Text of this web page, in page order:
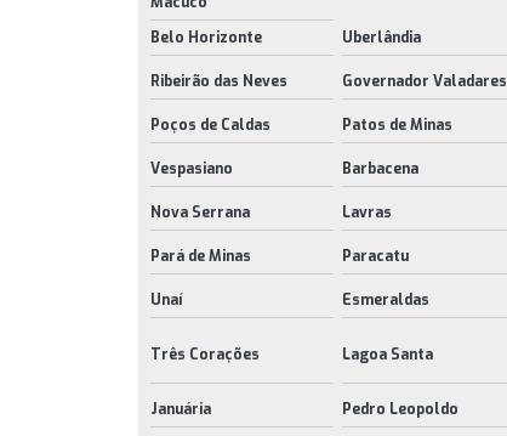
Belo Horizonte
Uberlândia
Ribeirão das Neves Governador Valadares
Poços de Caldas Patos de Minas
Vespasiano Barbacena
Nova Serrana Lavras
Pará de Minas Paracatu
Unaí Esmeraldas
Três Corações Lagoa Santa
Januária Pedro Leopoldo